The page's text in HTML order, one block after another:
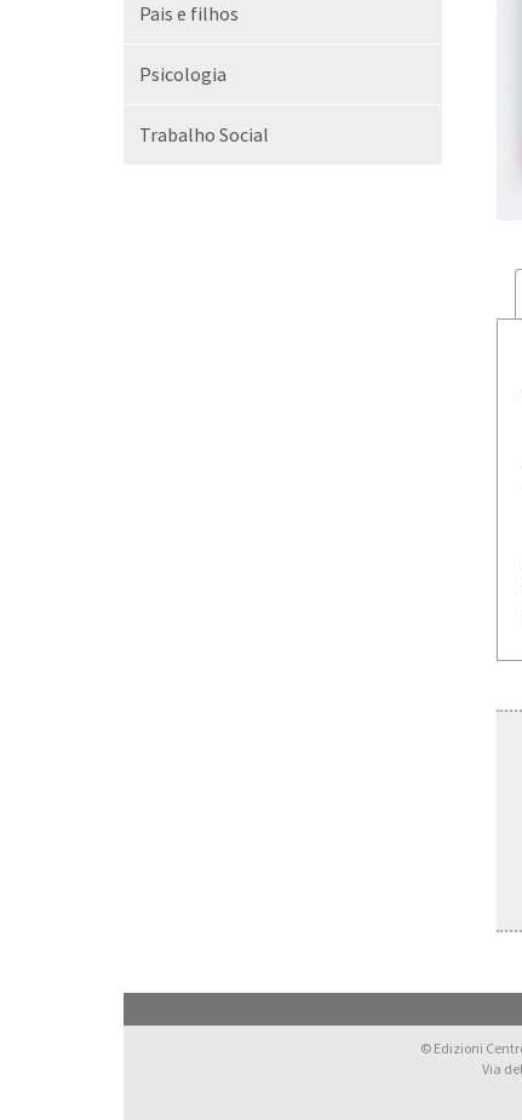
Pais e filhos
Psicologia
Trabalho Social
© Edizioni
Via